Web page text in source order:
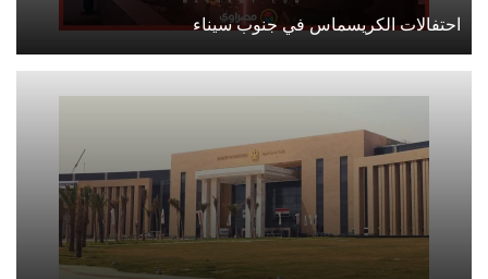
احتفالات الكريسماس في جنوب سيناء